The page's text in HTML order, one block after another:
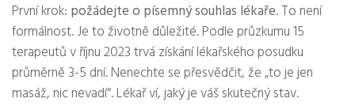
První krok: požádejte o písemný souhlas lékaře. To není
formálnost. Je to životně důležité. Podle průzkumu 15
terapeutů v říjnu 2023 trvá získání lékařského posudku
průměrně 3-5 dní. Nenechte se přesvědčit, že „to je jen
masáž, nic nevadí“. Lékař ví, jaký je váš skutečný stav.